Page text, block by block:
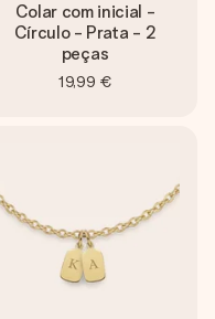
Colar com inicial -
Círculo - Prata - 2
peças
19,99 €